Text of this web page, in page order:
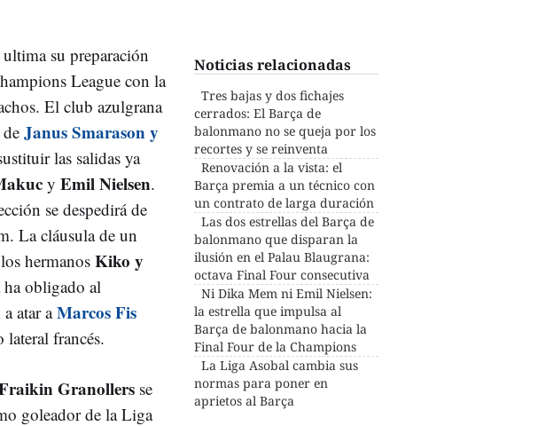
Noticias relacionadas
Tres bajas y dos fichajes
cerrados: El Barça de
balonmano no se queja por los
recortes y se reinventa
Renovación a la vista: el
Barça premia a un técnico con
un contrato de larga duración
Las dos estrellas del Barça de
balonmano que disparan la
ilusión en el Palau Blaugrana:
octava Final Four consecutiva
Ni Dika Mem ni Emil Nielsen:
la estrella que impulsa al
Barça de balonmano hacia la
Final Four de la Champions
La Liga Asobal cambia sus
normas para poner en
aprietos al Barça
ultima su preparación
League con la
El club azulgrana
Janus Smarason y
las salidas ya
y Emil Nielsen.
se despedirá de
La cláusula de un
hermanos Kiko y
obligado al
a atar aMarcos Fis
lateral francés.
Granollers se
goleador de la Liga